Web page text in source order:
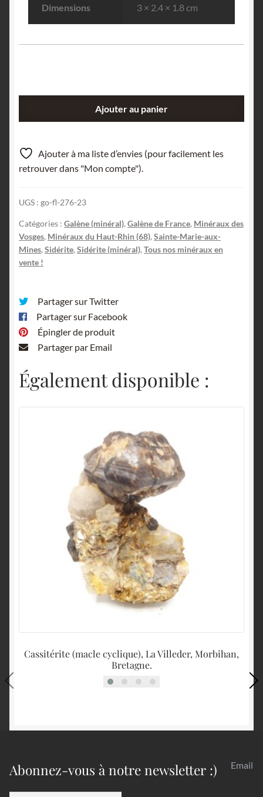
Dimensions 3 × 2.4 × 1.8 cm
&
Sidérite,
Altenberg,
Marie-
aux-
Mines,
Haut-
Rhin.
Ajouter au panier
Ajouter à ma liste d’envies (pour facilement les
retrouver dans "Mon compte").
UGS : go-fl-276-23
Catégories : Galène (minéral),Galène de France, Minéraux des
Vosges, Minéraux du Haut-Rhin (68),Sainte-Marie-aux-
Mines,Sidérite,Sidérite (minéral),Tous nos minéraux en
vente !
Partager sur Twitter
Partager sur Facebook
Épingler de produit
Partager par Email
Également disponible :
Cassitérite (macle cyclique), La Villeder, Morbihan,
Bretagne.
Abonnez-vous à notre newsletter :) Email